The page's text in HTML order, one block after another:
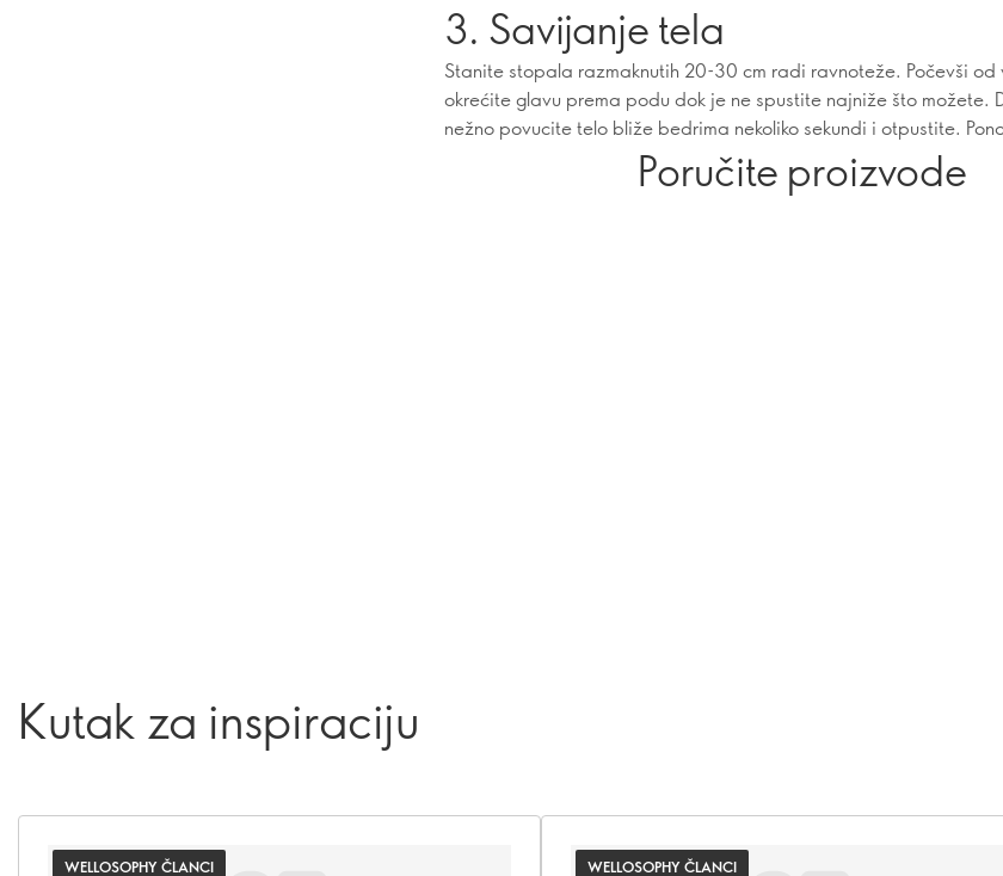
3. Savijanje tela
Stanite stopala razmaknutih 20-30 cm radi ravnoteže. Počevši
okrećite glavu prema podu dok je ne spustite najniže što možete.
nežno povucite telo bliže bedrima nekoliko sekundi i otpustite.
Poručite proizvode
Kutak za inspiraciju
WELLOSOPHY ČLANCI WELLOSOPHY ČLANCI